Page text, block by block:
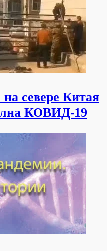
севере Китая
КОВИД-19